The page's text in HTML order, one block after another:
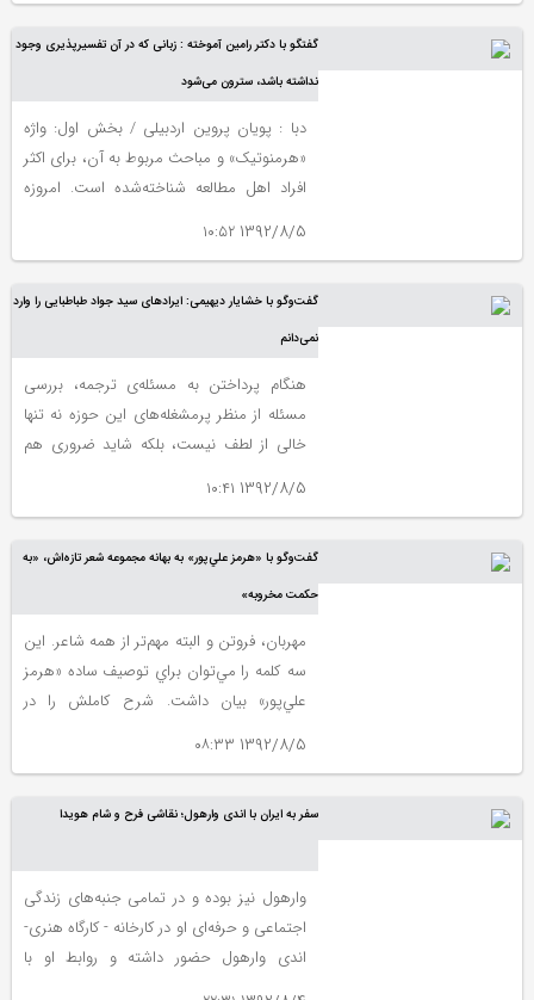
كه 20 شهريور سال جاري پس از سالها كوشش
و جوشش و خلق آثار پربار درگذشت.
گفتگو با دکتر رامین آموخته : زبانی که در آن تفسیرپذیری وجود
نداشته باشد، سترون می‌شود
دبا : پویان پروین اردبیلی / بخش اول: واژه‌
«هرمنوتیک» و مباحث مربوط به آن، برای اکثر
افراد اهل مطالعه شناخته‌شده است. امروزه
مختلفی موجب فهم معانی متعدد از یک متن
واحد می‌شود. ولی در هر صورت، همه‌ این
فهمیده شده از متن می‌گذارند.
1392/8/5 ۱۰:۵۲
گفت‌و‌گو با خشایار دیهیمی: ایرادهای سید جواد طباطبایی را وارد
نمی‌دانم
هنگام پرداختن به مسئله‌ی ترجمه، بررسی
مسئله از منظر پرمشغله‌های این حوزه نه تنها
خالی از لطف نیست، بلکه شاید ضروری هم
کرده است که از این حیث، شاید رکورددار باشد.
1392/8/5 ۱۰:۴۱
گفت‌وگو با «هرمز علي‌پور» به بهانه مجموعه شعر تازه‌اش، «به
حكمت مخروبه»
مهربان، فروتن و البته مهم‌تر از همه شاعر. اين
سه كلمه را مي‌توان براي توصيف ساده «هرمز
علي‌پور» بيان داشت. شرح كاملش را در
از بانيان اين جريان بود. تا به امروز گرچه با
1392/8/5 ۰۸:۳۳
سفر به ایران با اندی وارهول؛ نقاشی فرح و شام هویدا
وارهول نیز بوده و در تمامی جنبه‌های زندگی
اجتماعی و حرفه‌ای او در کارخانه - کارگاه هنری-
اندی وارهول حضور داشته و روابط او با